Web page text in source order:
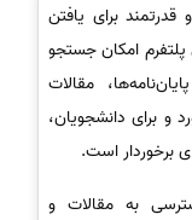
برای یافتن
امکان جستجو
مقالات
و برای دانشجویان،
برخوردار است.
به مقالات و